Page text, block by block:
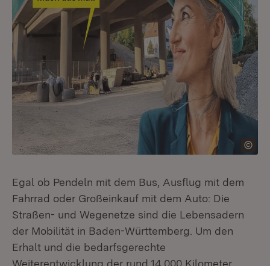
Egal ob Pendeln mit dem Bus, Ausflug mit dem
Fahrrad oder Großeinkauf mit dem Auto: Die
Straßen- und Wegenetze sind die Lebensadern
der Mobilität in Baden-Württemberg. Um den
Erhalt und die bedarfsgerechte
Weiterentwicklung der rund 14.000 Kilometer